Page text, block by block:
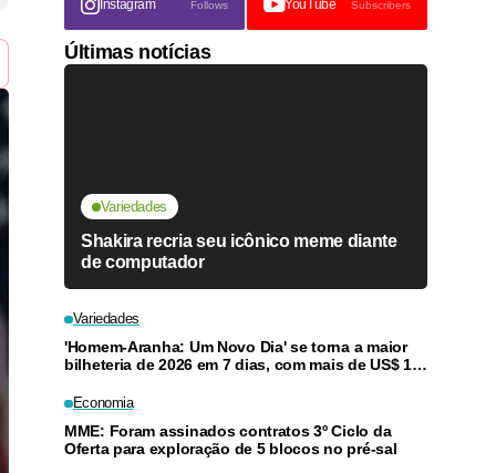
Instagram Follows YouTube Subscribers
Últimas notícias
Variedades
Shakira recria seu icônico meme diante
de computador
Variedades
'Homem-Aranha: Um Novo Dia' se torna a maior
bilheteria de 2026 em 7 dias, com mais de US$ 1
Economia
MME: Foram assinados contratos 3º Ciclo da
Oferta para exploração de 5 blocos no pré-sal